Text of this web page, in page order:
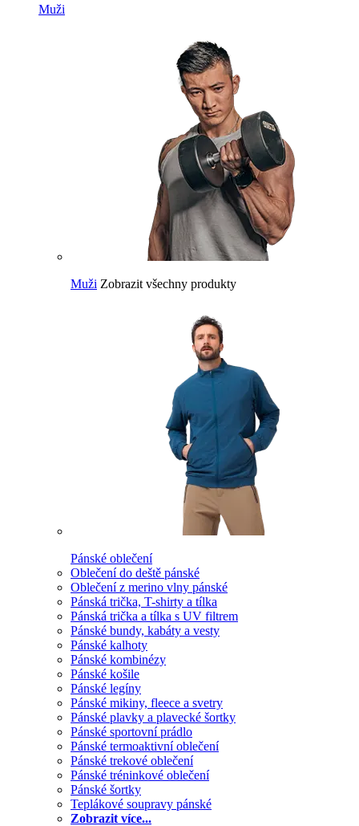
Muži
Muži Zobrazit všechny produkty
Pánské oblečení
Oblečení do deště pánské
Oblečení z merino vlny pánské
Pánská trička, T-shirty a tílka
Pánská trička a tílka s UV filtrem
Pánské bundy, kabáty a vesty
Pánské kalhoty
Pánské kombinézy
Pánské košile
Pánské legíny
Pánské mikiny, fleece a svetry
Pánské plavky a plavecké šortky
Pánské sportovní prádlo
Pánské termoaktivní oblečení
Pánské trekové oblečení
Pánské tréninkové oblečení
Pánské šortky
Teplákové soupravy pánské
Zobrazit více...